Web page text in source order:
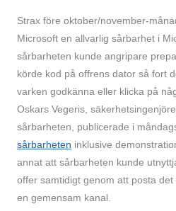
Strax före oktober/november-
Microsoft en allvarlig sårbarhet i
sårbarheten kunde angripare
körde kod på offrens dator så fort
varken godkänna eller klicka på
Oskars Vegeris,
sårbarheten, publicerade i
sårbarheten inklusive
annat att sårbarheten kunde
offer samtidigt genom att posta
en gemensam kanal.